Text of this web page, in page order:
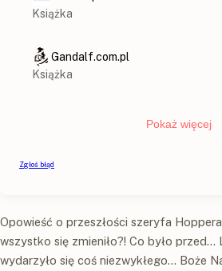
Opowieść o przeszłości szeryfa
wszystko się zmieniło?! Co było przed…
wydarzyło się coś niezwykłego… Boże